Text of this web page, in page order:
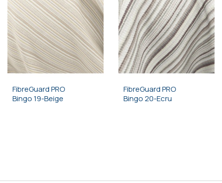
FibreGuard PRO
Bingo 19-Beige
FibreGuard PRO
Bingo 20-Ecru